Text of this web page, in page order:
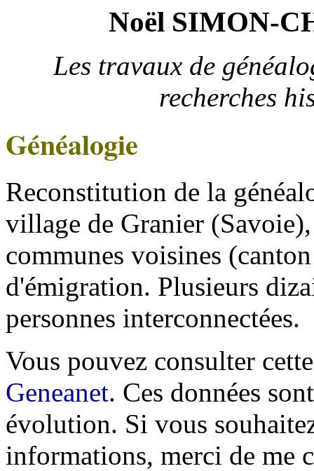
Noël SIMON-
Les travaux de
recherches
Généalogie
Reconstitution de la
village de Granier
communes voisines
d'émigration. Plusieurs
personnes interconnectées.
Vous pouvez consulter
Geneanet. Ces données
évolution. Si vous
informations, merci de me